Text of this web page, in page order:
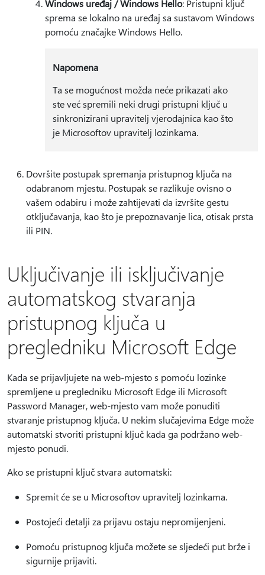
Windows uređaj / Windows Hello: Pristupni ključ
sprema se lokalno na uređaj sa sustavom Windows
pomoću značajke Windows Hello.
Napomena
Ta se mogućnost možda neće prikazati ako
ste već spremili neki drugi pristupni ključ u
sinkronizirani upravitelj vjerodajnica kao što
je Microsoftov upravitelj lozinkama.
Dovršite postupak spremanja pristupnog ključa na
odabranom mjestu. Postupak se razlikuje ovisno o
vašem odabiru i može zahtijevati da izvršite gestu
otključavanja, kao što je prepoznavanje lica, otisak prsta
ili PIN.
Uključivanje ili isključivanje
automatskog stvaranja
pristupnog ključa u
pregledniku Microsoft Edge
Kada se prijavljujete na web-mjesto s pomoću lozinke
spremljene u pregledniku Microsoft Edge ili Microsoft
Password Manager, web-mjesto vam može ponuditi
stvaranje pristupnog ključa. U nekim slučajevima Edge može
automatski stvoriti pristupni ključ kada ga podržano web-
mjesto ponudi.
Ako se pristupni ključ stvara automatski:
Spremit će se u Microsoftov upravitelj lozinkama.
Postojeći detalji za prijavu ostaju nepromijenjeni.
Pomoću pristupnog ključa možete se sljedeći put brže i
sigurnije prijaviti.